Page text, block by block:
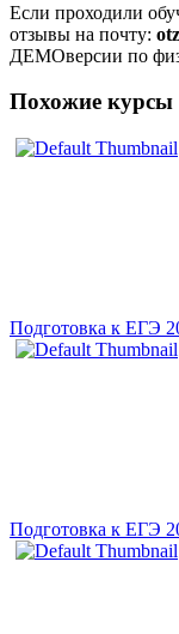
Если проходили
отзывы на почту:
ДЕМОверсии по
Похожие курсы
Подготовка к ЕГЭ
Подготовка к ЕГЭ